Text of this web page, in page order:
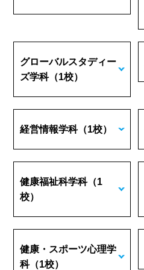
グローバルスタディー
ズ学科（1校）
経営情報学科（1校）
健康福祉科学科（1
校）
健康・スポーツ心理学
科（1校）